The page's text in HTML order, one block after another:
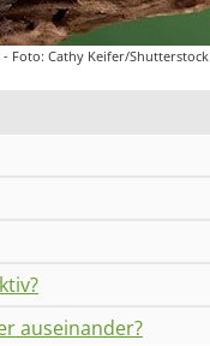
Foto: Cathy Keifer/Shutterstock
auseinander?